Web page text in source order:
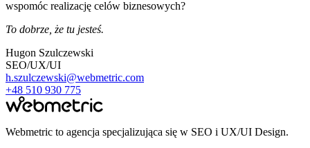
wspomóc realizację celów biznesowych?
To dobrze, że tu jesteś.
Hugon Szulczewski
SEO/UX/UI
h.szulczewski@webmetric.com
+48 510 930 775
Webmetric to agencja specjalizująca się w SEO i UX/UI Design.